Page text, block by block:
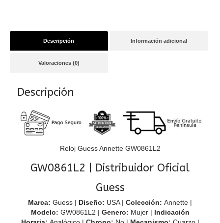
Descripción Información adicional
Valoraciones (0)
Descripción
Reloj Guess Annette GW0861L2
GW0861L2 | Distribuidor Oficial
Guess
Marca: Guess | Diseño: USA | Colección: Annette |
Modelo: GW0861L2 | Genero: Mujer | Indicación